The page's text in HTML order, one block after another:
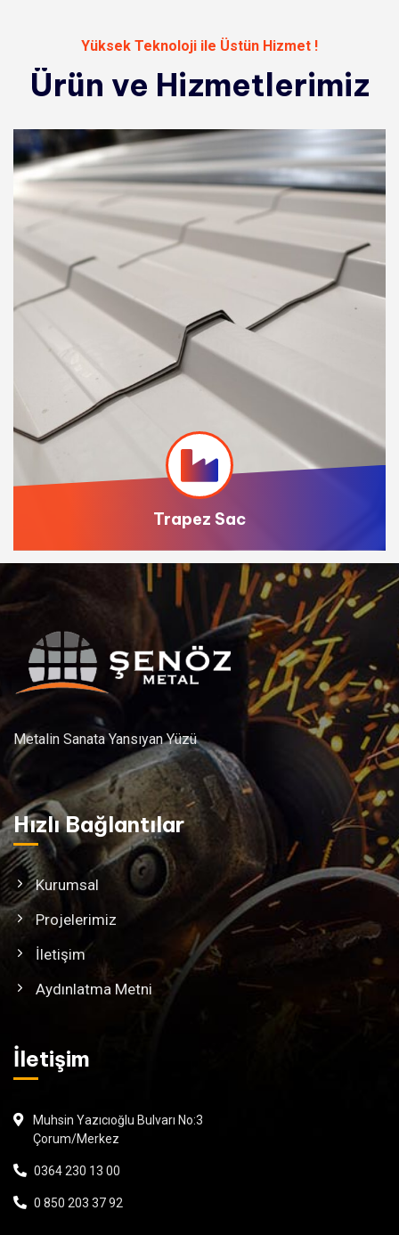
Yüksek Teknoloji ile Üstün Hizmet !
Ürün ve Hizmetlerimiz
Trapez Sac
Metalin Sanata Yansıyan Yüzü
Hızlı Bağlantılar
Kurumsal
Projelerimiz
İletişim
Aydınlatma Metni
İletişim
Muhsin Yazıcıoğlu Bulvarı No:3
Çorum/Merkez
0364 230 13 00
0 850 203 37 92